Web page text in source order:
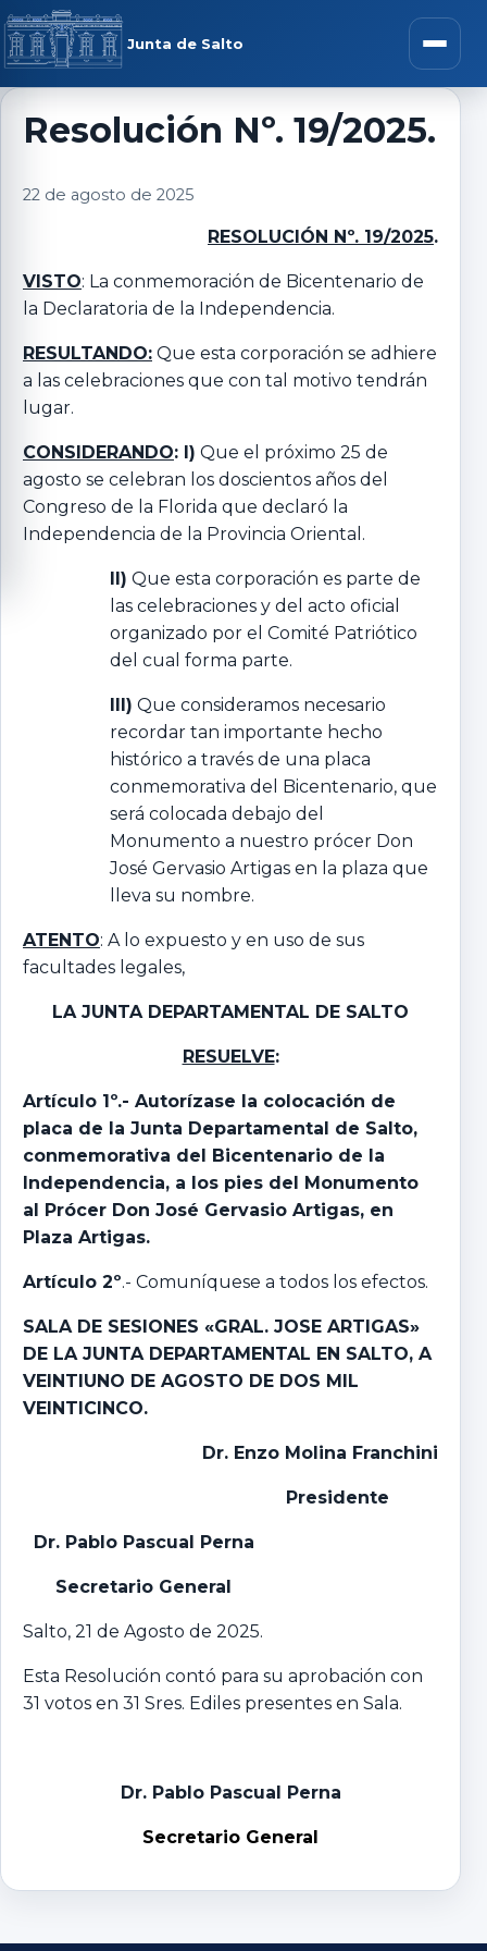
Saltar al contenido
Junta de Salto Abrir
menú
Resolución Nº. 19/2025.
22 de agosto de 2025
RESOLUCIÓN Nº. 19/2025.
VISTO: La conmemoración de Bicentenario de
la Declaratoria de la Independencia.
RESULTANDO: Que esta corporación se adhiere
a las celebraciones que con tal motivo tendrán
lugar.
CONSIDERANDO: I) Que el próximo 25 de
agosto se celebran los doscientos años del
Congreso de la Florida que declaró la
Independencia de la Provincia Oriental.
II) Que esta corporación es parte de
las celebraciones y del acto oficial
organizado por el Comité Patriótico
del cual forma parte.
III) Que consideramos necesario
recordar tan importante hecho
histórico a través de una placa
conmemorativa del Bicentenario, que
será colocada debajo del
Monumento a nuestro prócer Don
José Gervasio Artigas en la plaza que
lleva su nombre.
ATENTO: A lo expuesto y en uso de sus
facultades legales,
LA JUNTA DEPARTAMENTAL DE SALTO
RESUELVE:
Artículo 1º.- Autorízase la colocación de
placa de la Junta Departamental de Salto,
conmemorativa del Bicentenario de la
Independencia, a los pies del Monumento
al Prócer Don José Gervasio Artigas, en
Plaza Artigas.
Artículo 2º.- Comuníquese a todos los efectos.
SALA DE SESIONES «GRAL. JOSE ARTIGAS»
DE LA JUNTA DEPARTAMENTAL EN SALTO, A
VEINTIUNO DE AGOSTO DE DOS MIL
VEINTICINCO.
Dr. Enzo Molina Franchini
Presidente
Dr. Pablo Pascual Perna
Secretario General
Salto, 21 de Agosto de 2025.
Esta Resolución contó para su aprobación con
31 votos en 31 Sres. Ediles presentes en Sala.
Dr. Pablo Pascual Perna
Secretario General